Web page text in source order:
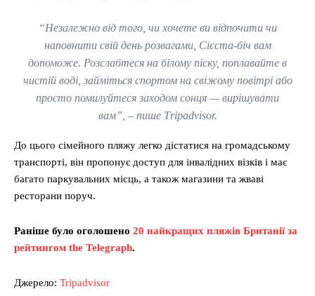
“Незалежно від того, чи хочете ви відпочити чи
наповнити свій день розвагами, Сієста-біч вам
допоможе. Розслабтеся на білому піску, поплавайте в
чистій воді, займіться спортом на свіжому повітрі або
просто помилуйтеся заходом сонця — вирішувати
вам”, – пише Тripadvisor.
До цього сімейного пляжу легко дістатися на громадському
транспорті, він пропонує доступ для інвалідних візків і має
багато паркувальних місць, а також магазини та жваві
ресторани поруч.
Раніше було оголошено 20 найкращих пляжів Британії за
рейтингом the Telegraph.
Джерело: Tripadvisor